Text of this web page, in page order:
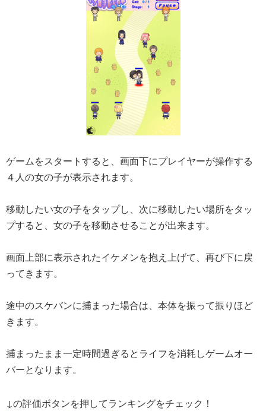
ゲームをスタートすると、画面下にプレイヤーが操作する
４人の女の子が表示されます。
移動したい女の子をタップし、次に移動したい場所をタッ
プすると、女の子を移動させることが出来ます。
画面上部に表示されたイケメンを抱え上げて、再び下に戻
ってきます。
途中のスケバンに捕まった場合は、本体を振って振りほど
きます。
捕まったまま一定時間過ぎるとライフを消耗しゲームオー
バーとなります。
↓の評価ボタンを押してランキングをチェック！